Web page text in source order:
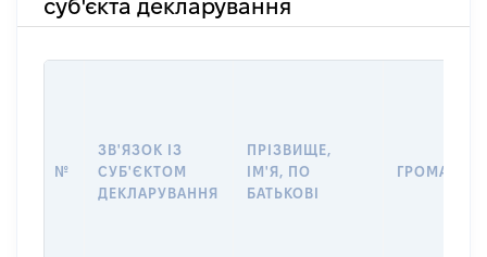
суб'єкта декларування
№
ЗВ'ЯЗОК ІЗ
СУБ'ЄКТОМ
ДЕКЛАРУВАННЯ
ПРІЗВИЩЕ,
ІМ'Я, ПО
БАТЬКОВІ